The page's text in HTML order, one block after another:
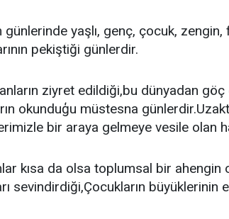
günlerinde yaşlı, genç, çocuk,
pekiştiği günlerdir.
ziyret edildiği,bu dünyadan
okunduģu müstesna
bir araya gelmeye vesile olan
kısa da olsa toplumsal bir
sevindirdiği,Çocukların büyüklerinin